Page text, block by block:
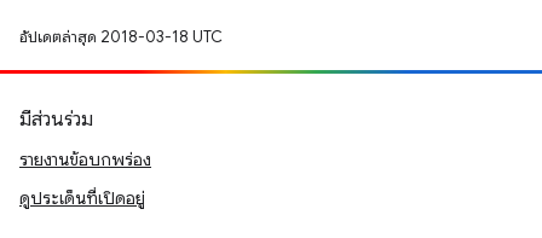
อัปเดตล่าสุด 2018-03-18 UTC
มีส่วนร่วม
รายงานข้อบกพร่อง
ดูประเด็นที่เปิดอยู่